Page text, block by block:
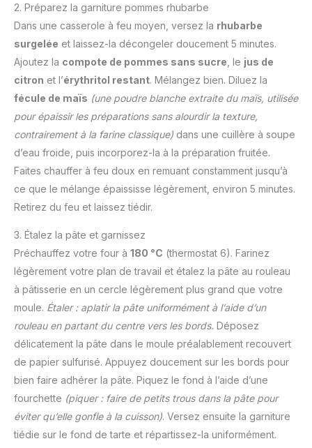
2. Préparez la garniture pommes rhubarbe
Dans une casserole à feu moyen, versez la rhubarbe
surgelée et laissez-la décongeler doucement 5 minutes.
Ajoutez la compote de pommes sans sucre , le jus de
citron et l’érythritol restant. Mélangez bien. Diluez la
fécule de maïs (une poudre blanche extraite du maïs, utilisée
pour épaissir les préparations sans alourdir la texture,
contrairement à la farine classique) dans une cuillère à soupe
d’eau froide, puis incorporez-la à la préparation fruitée.
Faites chauffer à feu doux en remuant constamment jusqu’à
ce que le mélange épaississe légèrement, environ 5 minutes.
Retirez du feu et laissez tiédir.
3. Étalez la pâte et garnissez
Préchauffez votre four à 180 °C (thermostat 6). Farinez
légèrement votre plan de travail et étalez la pâte au rouleau
à pâtisserie en un cercle légèrement plus grand que votre
moule. Étaler : aplatir la pâte uniformément à l’aide d’un
rouleau en partant du centre vers les bords. Déposez
délicatement la pâte dans le moule préalablement recouvert
de papier sulfurisé. Appuyez doucement sur les bords pour
bien faire adhérer la pâte. Piquez le fond à l’aide d’une
fourchette (piquer : faire de petits trous dans la pâte pour
éviter qu’elle gonfle à la cuisson). Versez ensuite la garniture
tiédie sur le fond de tarte et répartissez-la uniformément.